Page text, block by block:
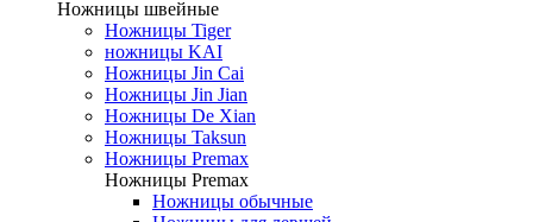
Ножницы швейные
Ножницы Tiger
ножницы KAI
Ножницы Jin Cai
Ножницы Jin Jian
Ножницы De Xian
Ножницы Taksun
Ножницы Premax
Ножницы Premax
Ножницы обычные